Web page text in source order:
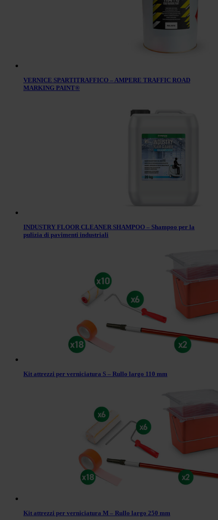
VERNICE SPARTITRAFFICO – AMPERE TRAFFIC ROAD
MARKING PAINT®
INDUSTRY FLOOR CLEANER SHAMPOO – Shampoo per la
pulizia di pavimenti industriali
Kit attrezzi per verniciatura S – Rullo largo 110 mm
Kit attrezzi per verniciatura M – Rullo largo 250 mm